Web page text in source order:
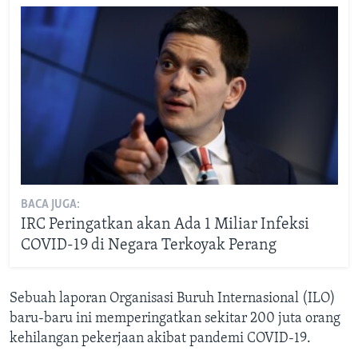
BACA JUGA:
IRC Peringatkan akan Ada 1 Miliar Infeksi
COVID-19 di Negara Terkoyak Perang
Sebuah laporan Organisasi Buruh Internasional (ILO)
baru-baru ini memperingatkan sekitar 200 juta orang
kehilangan pekerjaan akibat pandemi COVID-19.